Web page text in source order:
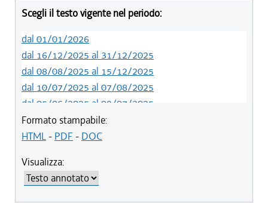
Scegli il testo vigente nel periodo:
dal 01/01/2026
dal 16/12/2025 al 31/12/2025
dal 08/08/2025 al 15/12/2025
dal 10/07/2025 al 07/08/2025
dal 05/06/2025 al 09/07/2025
dal 14/05/2024 al 04/06/2025
dal 12/08/2023 al 13/05/2024
dal 04/08/2022 al 31/12/2022
dal 14/06/2022 al 03/08/2022
dal 01/01/2022 al 13/06/2022
Formato stampabile:
HTML- PDF - DOC
Visualizza: